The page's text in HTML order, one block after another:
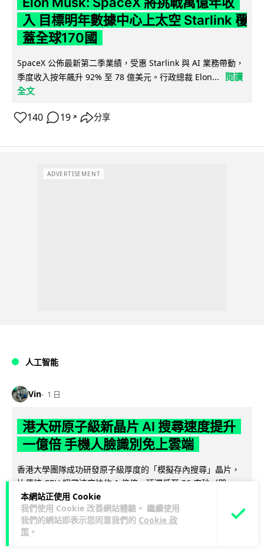
本網站正使用 Cookie
我們使用 Cookie 改善網站體驗。 繼續使用
我們的網站即表示您同意我們的 Cookie 政
策 。
入 目標明年數據中心上太空 Starlink 覆
蓋全球170國
SpaceX 公佈最新第二季業績，受惠 Starlink 與 AI 業務帶動，
季度收入按年飆升 92% 至 78 億美元。行政總裁 Elon...
閱讀
全文
140 19 ↗ 分享
ADVERTISEMENT
人工智能
Vin 1 日
港大研原子級新晶片 AI 搜尋速度提升
一億倍 手機人臉識別免上雲端
香港大學團隊成功研發原子級厚度的「模擬存內搜尋」晶片，
比傳統 CPU 搜尋速度快約 1 億倍，延遲低至 36 皮秒（即
0.00000000... 閱讀全文
374 83 ↗ 分享